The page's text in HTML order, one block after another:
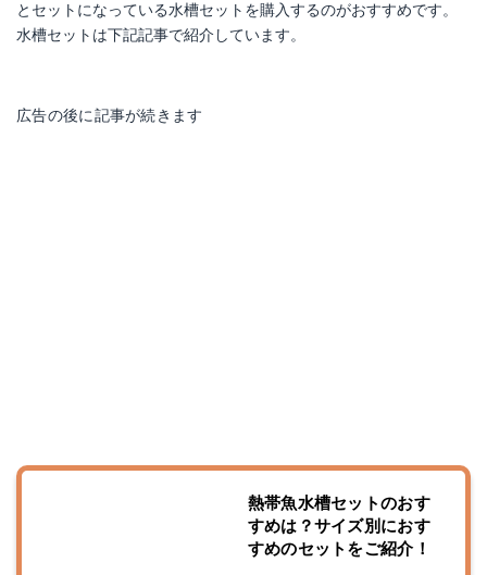
とセットになっている水槽セットを購入するのがおすすめです。
水槽セットは下記記事で紹介しています。
広告の後に記事が続きます
熱帯魚水槽セットのおす
すめは？サイズ別におす
すめのセットをご紹介！